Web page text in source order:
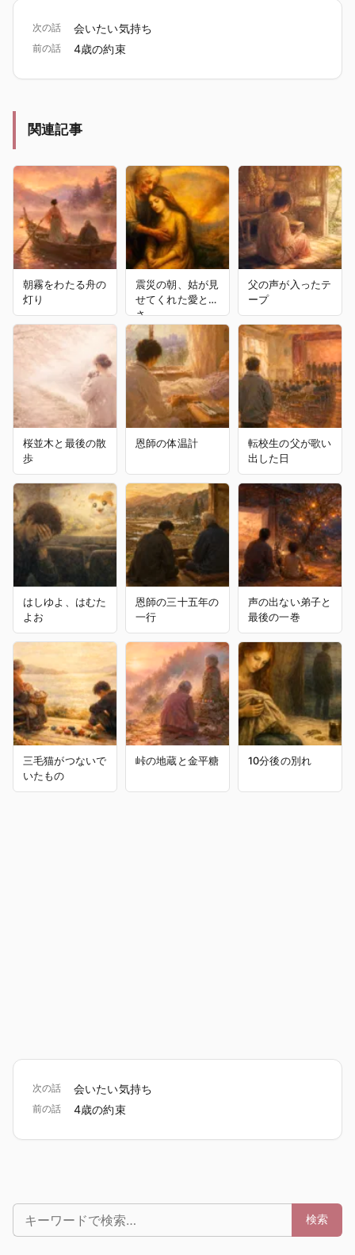
次の話 会いたい気持ち
前の話 4歳の約束
関連記事
朝霧をわたる舟の
灯り
震災の朝、姑が見
せてくれた愛と強
さ
父の声が入ったテ
ープ
桜並木と最後の散
歩
恩師の体温計
転校生の父が歌い
出した日
はしゆよ、はむた
よお
恩師の三十五年の
一行
声の出ない弟子と
最後の一巻
三毛猫がつないで
いたもの
峠の地蔵と金平糖 10分後の別れ
次の話 会いたい気持ち
前の話 4歳の約束
検索: 検索